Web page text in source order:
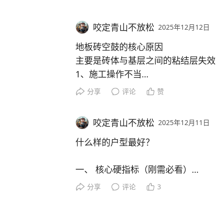
当“改稻为桑”失败，朝廷需要有人
他自知难逃一死，临死前将账本交
的命运。
家产本就是从朝廷和百姓身上刮来的
更讽刺的是，沈一石到死都明白自
去利用价值，他和他的家产，都会被
王亲自拉车八百步，姜子牙许诺周
居乐业。文王薨逝后，其子姬发继
此时仙界恰逢一千五百年杀劫，元
分歧，借商周战乱展开纷争，三教
神。截教弟子申公豹从中作梗，拉
武成王黄飞虎因妻被纣王所害，反
奇人异士各显神通，哪吒的火尖枪
临潼关等要塞，最终兵临朝歌城下。
2. 尺寸精度测量
- 用卡尺测量外径、壁厚，偏差需符
m的钢管，壁厚偏差一般不超过±10%
- 检查长度，定尺管长度偏差通常为
- 附着力测试：用硬物（如钥匙）轻
附着力合格；也可采用弯曲试验，
- 耐腐蚀性（简易判断）：潮湿环境
- 镀层厚度：建筑用镀锌钢管镀层平
测量，太薄会降低防锈能力。
咬定青山不放松 2025年12月12日
地板砖空鼓的核心原因
主要是砖体与基层之间的粘结层失效
1、施工操作不当
2、材料质量问题
1. 施工操作不规范（占比超70%）
- 基层处理不到位：铺贴前基层有灰
m），局部砂浆层过厚或过薄，干燥
- 粘结层配比/施工错误：水泥砂浆
分享 评论 赞
咬定青山不放松 2025年12月11日
什么样的户型最好？
一、 核心硬指标（刚需必看）
分享 评论 3